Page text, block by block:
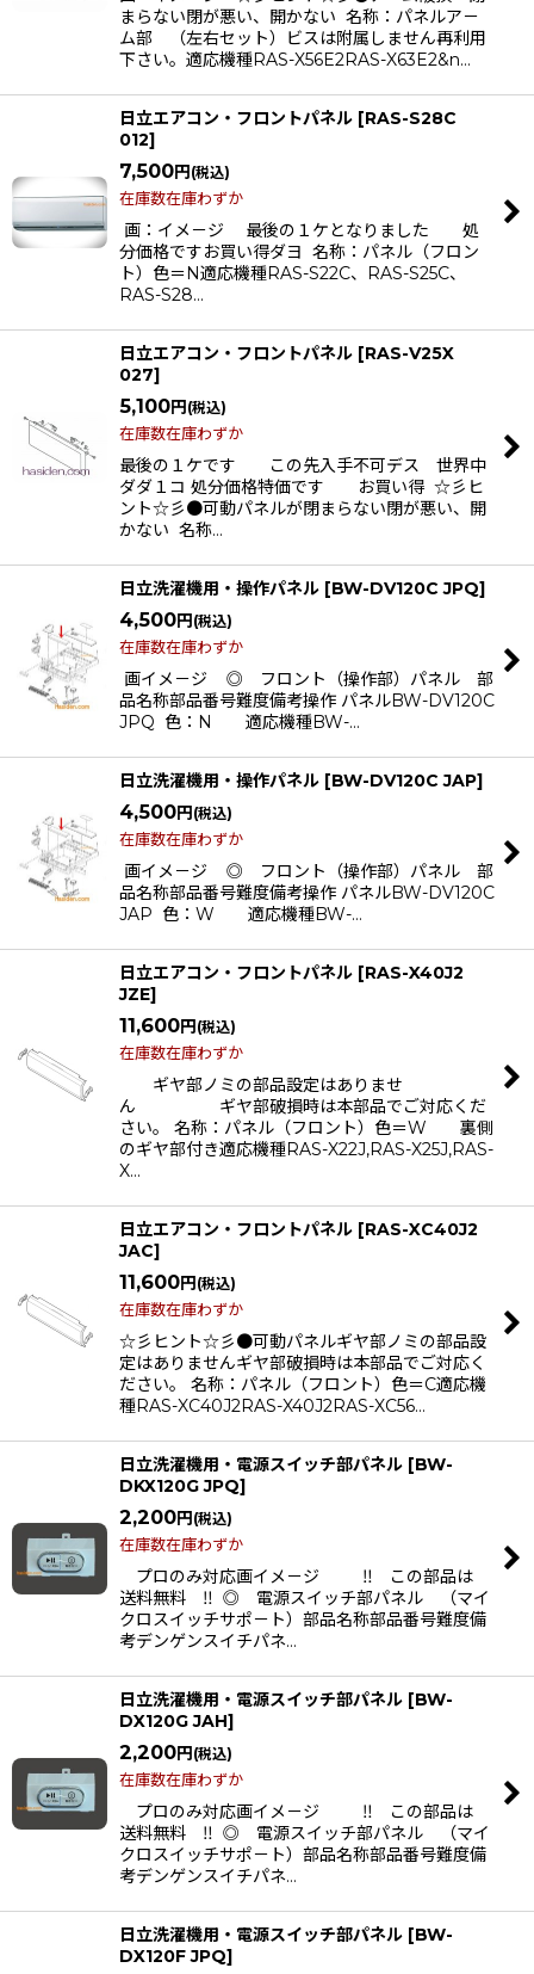
まらない閉が悪い、開かない 名称：パネルア－
ム部 （左右セット）ビスは附属しません再利用
下さい。適応機種RAS-X56E2RAS-X63E2&n…
日立エアコン・フロントパネル [RAS-S28C
012]
7,500円 (税込)
在庫数在庫わずか
画：イメ－ジ 最後の１ケとなりました 処
分価格ですお買い得ダヨ 名称：パネル（フロン
ト）色＝N適応機種RAS-S22C、RAS-S25C、
RAS-S28…
日立エアコン・フロントパネル [RAS-V25X
027]
5,100円 (税込)
在庫数在庫わずか
最後の１ケです この先入手不可デス 世界中
ダダ１コ 処分価格特価です お買い得 ☆彡ヒ
ント☆彡●可動パネルが閉まらない閉が悪い、開
かない 名称…
日立洗濯機用・操作パネル [BW-DV120C JPQ]
4,500円 (税込)
在庫数在庫わずか
画イメ－ジ ◎ フロント（操作部）パネル 部
品名称部品番号難度備考操作 パネルBW-DV120C
JPQ 色：N 適応機種BW-…
日立洗濯機用・操作パネル [BW-DV120C JAP]
4,500円 (税込)
在庫数在庫わずか
画イメ－ジ ◎ フロント（操作部）パネル 部
品名称部品番号難度備考操作 パネルBW-DV120C
JAP 色：W 適応機種BW-…
日立エアコン・フロントパネル [RAS-X40J2
JZE]
11,600円 (税込)
在庫数在庫わずか
ギヤ部ノミの部品設定はありませ
ん ギヤ部破損時は本部品でご対応くだ
さい。 名称：パネル（フロント）色＝W 裏側
のギヤ部付き適応機種RAS-X22J,RAS-X25J,RAS-
X…
日立エアコン・フロントパネル [RAS-XC40J2
JAC]
11,600円 (税込)
在庫数在庫わずか
☆彡ヒント☆彡●可動パネルギヤ部ノミの部品設
定はありませんギヤ部破損時は本部品でご対応く
ださい。 名称：パネル（フロント）色＝C適応機
種RAS-XC40J2RAS-X40J2RAS-XC56…
日立洗濯機用・電源スイッチ部パネル [BW-
DKX120G JPQ]
2,200円 (税込)
在庫数在庫わずか
プロのみ対応画イメ－ジ ‼ この部品は
送料無料 ‼ ◎ 電源スイッチ部パネル （マイ
クロスイッチサポ－ト）部品名称部品番号難度備
考デンゲンスイチパネ…
日立洗濯機用・電源スイッチ部パネル [BW-
DX120G JAH]
2,200円 (税込)
在庫数在庫わずか
プロのみ対応画イメ－ジ ‼ この部品は
送料無料 ‼ ◎ 電源スイッチ部パネル （マイ
クロスイッチサポ－ト）部品名称部品番号難度備
考デンゲンスイチパネ…
日立洗濯機用・電源スイッチ部パネル [BW-
DX120F JPQ]